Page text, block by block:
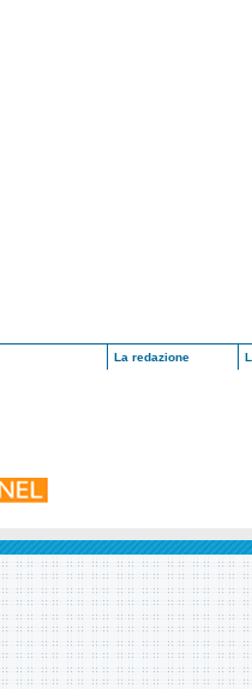
La redazione